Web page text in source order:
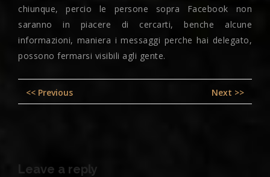
chiunque, percio le persone sopra Facebook non
saranno in piacere di cercarti, benche alcune
informazioni, maniera i messaggi perche hai delegato,
possono fermarsi visibili agli gente.
Post
navigation
<< Previous Next >>
Leave a reply